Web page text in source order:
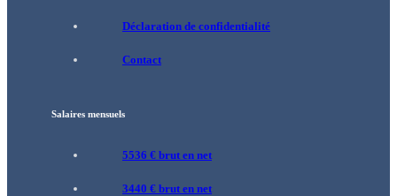
Déclaration de confidentialité
Contact
Salaires mensuels
5536 € brut en net
3440 € brut en net